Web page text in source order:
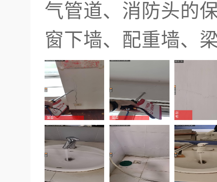
气管道、消防头的
窗下墙、配重墙、